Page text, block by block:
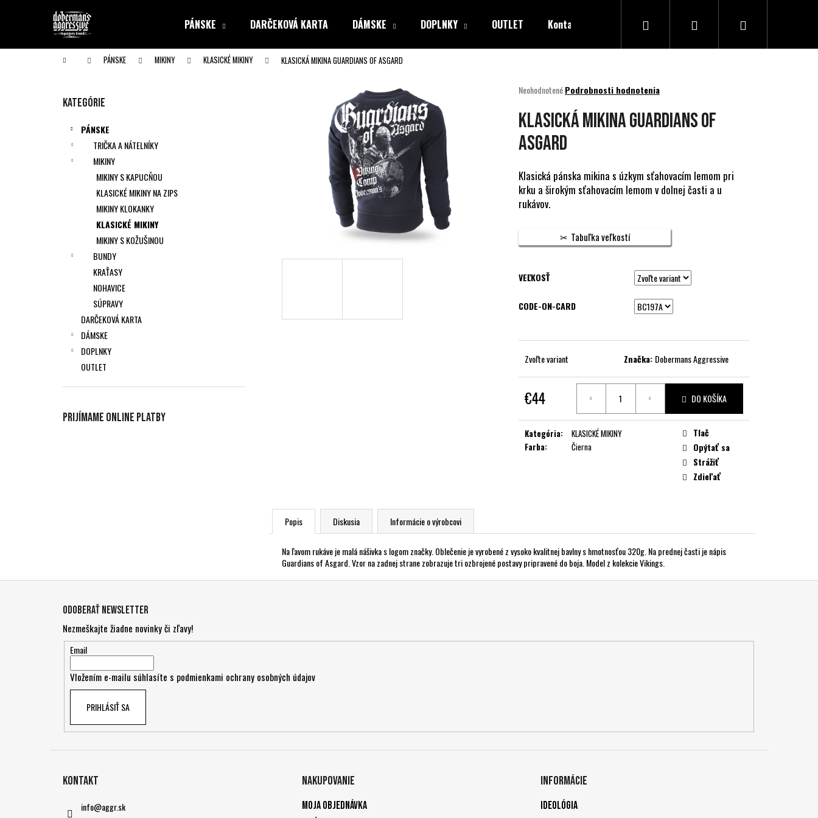
PÁNSKE DARČEKOVÁ KARTA DÁMSKE DOPLNKY OUTLET Kontakty Hľadať PrihlásenieNákupný
Domov PÁNSKE MIKINY KLASICKÉ MIKINY KLASICKÁ MIKINA GUARDIANS OF ASGARD
Preskočiť
Kategórie
PÁNSKE
TRIČKA A NÁTELNÍKY
MIKINY
MIKINY S KAPUCŇOU
KLASICKÉ MIKINY NA ZIPS
MIKINY KLOKANKY
KLASICKÉ MIKINY
MIKINY S KOŽUŠINOU
BUNDY
KRAŤASY
NOHAVICE
SÚPRAVY
DARČEKOVÁ KARTA
DÁMSKE
DOPLNKY
OUTLET
Prijímame online platby
Priemerné
produktu
je
0,0
z
hviezdičiek.
NeohodnotenéPodrobnosti hodnotenia
KLASICKÁ MIKINA GUARDIANS OF
ASGARD
Klasická pánska mikina s úzkym sťahovacím lemom pri
krku a širokým sťahovacím lemom v dolnej časti a u
rukávov.
Tabuľka veľkostí
VEĽKOSŤ
CODE-ON-CARD
Zvoľte variant Značka: Dobermans Aggressive
€44
cena:
DO KOŠÍKA
Kategória:
KLASICKÉ MIKINY
Farba: Čierna
Tlač
Opýtať sa
Strážiť
Zdieľať
Popis Diskusia Informácie o výrobcovi
Na ľavom rukáve je malá nášivka s logom značky. Oblečenie je vyrobené z vysoko kvalitnej bavlny s hmotnosťou 320g. Na prednej časti je nápis
Guardians of Asgard. Vzor na zadnej strane zobrazuje tri ozbrojené postavy pripravené do boja. Model z kolekcie Vikings.
í
Späť
do obchodu
Späť
do obchodu
Čo potrebujete nájsť?
HĽADAŤ
Odporúčame
Odoberať newsletter
Nezmeškajte žiadne novinky či zľavy!
Email
Vložením e-mailu súhlasíte s podmienkami ochrany osobných údajov
PRIHLÁSIŤ SA
Kontakt
info@aggr.sk
Nakupovanie
Moja objednávka
Informácie
Ideológia